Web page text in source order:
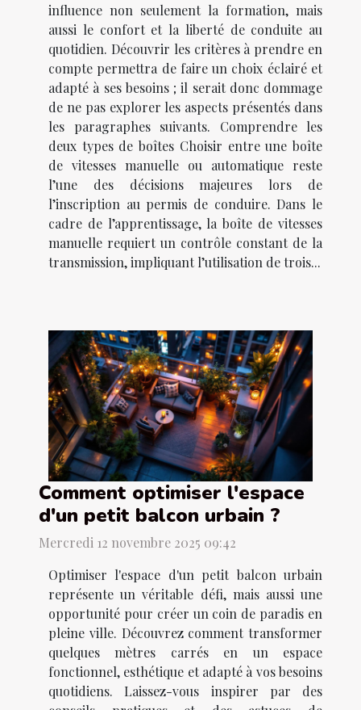
influence non seulement la formation, mais
aussi le confort et la liberté de conduite au
quotidien. Découvrir les critères à prendre en
compte permettra de faire un choix éclairé et
adapté à ses besoins ; il serait donc dommage
de ne pas explorer les aspects présentés dans
les paragraphes suivants. Comprendre les
deux types de boîtes Choisir entre une boîte
de vitesses manuelle ou automatique reste
l’une des décisions majeures lors de
l’inscription au permis de conduire. Dans le
cadre de l’apprentissage, la boîte de vitesses
manuelle requiert un contrôle constant de la
transmission, impliquant l’utilisation de trois...
Comment optimiser l'espace
d'un petit balcon urbain ?
Mercredi 12 novembre 2025 09:42
Optimiser l'espace d'un petit balcon urbain
représente un véritable défi, mais aussi une
opportunité pour créer un coin de paradis en
pleine ville. Découvrez comment transformer
quelques mètres carrés en un espace
fonctionnel, esthétique et adapté à vos besoins
quotidiens. Laissez-vous inspirer par des